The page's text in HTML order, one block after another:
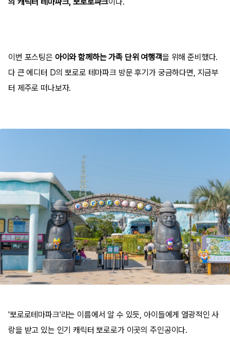
이번 포스팅은 아이와 함께하는 가족 단위 여행객을 위해 준비했다.
다 큰 에디터 D의 뽀로로 테마파크 방문 후기가 궁금하다면, 지금부
터 제주로 떠나보자.
'뽀로로테마파크'라는 이름에서 알 수 있듯, 아이들에게 열광적인 사
랑을 받고 있는 인기 캐릭터 뽀로로가 이곳의 주인공이다.